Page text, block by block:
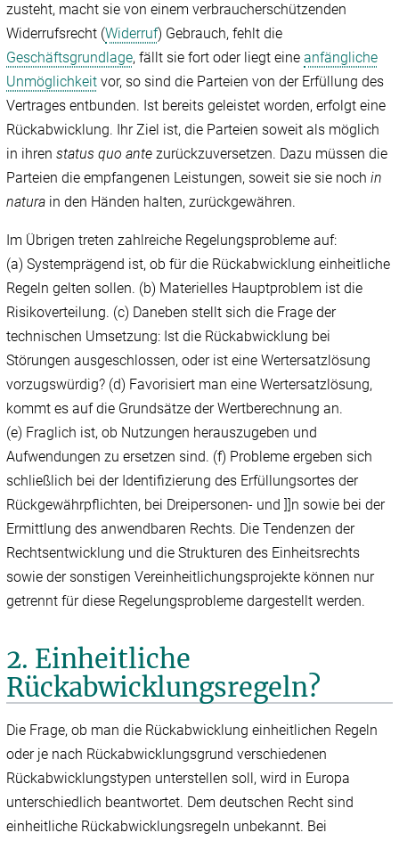
zusteht, macht sie von einem verbraucherschützenden
Widerrufsrecht (Widerruf) Gebrauch, fehlt die
Geschäftsgrundlage, fällt sie fort oder liegt eineanfängliche
Unmöglichkeit vor, so sind die Parteien von der Erfüllung des
Vertrages entbunden. Ist bereits geleistet worden, erfolgt eine
Rückabwicklung. Ihr Ziel ist, die Parteien soweit als möglich
in ihrenstatus quo antezurückzuversetzen. Dazu müssen die
Parteien die empfangenen Leistungen, soweit sie sie nochin
natura in den Händen halten, zurückgewähren.
Im Übrigen treten zahlreiche Regelungsprobleme auf:
(a) Systemprägend ist, ob für die Rückabwicklung einheitliche
Regeln gelten sollen. (b) Materielles Hauptproblem ist die
Risikoverteilung. (c) Daneben stellt sich die Frage der
technischen Umsetzung: Ist die Rückabwicklung bei
Störungen ausgeschlossen, oder ist eine Wertersatzlösung
vorzugswürdig? (d) Favorisiert man eine Wertersatzlösung,
kommt es auf die Grundsätze der Wertberechnung an.
(e) Fraglich ist, ob Nutzungen herauszugeben und
Aufwendungen zu ersetzen sind. (f) Probleme ergeben sich
schließlich bei der Identifizierung des Erfüllungsortes der
Rückgewährpflichten, bei Dreipersonen- und ]]n sowie bei der
Ermittlung des anwendbaren Rechts. Die Tendenzen der
Rechtsentwicklung und die Strukturen des Einheitsrechts
sowie der sonstigen Vereinheitlichungsprojekte können nur
getrennt für diese Regelungsprobleme dargestellt werden.
2. Einheitliche
Rückabwicklungsregeln?
Die Frage, ob man die Rückabwicklung einheitlichen Regeln
oder je nach Rückabwicklungsgrund verschiedenen
Rückabwicklungstypen unterstellen soll, wird in Europa
unterschiedlich beantwortet. Dem deutschen Recht sind
einheitliche Rückabwicklungsregeln unbekannt. Bei